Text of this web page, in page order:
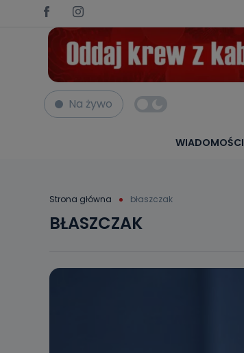
Na żywo
WIADOMOŚCI
Strona główna błaszczak
BŁASZCZAK